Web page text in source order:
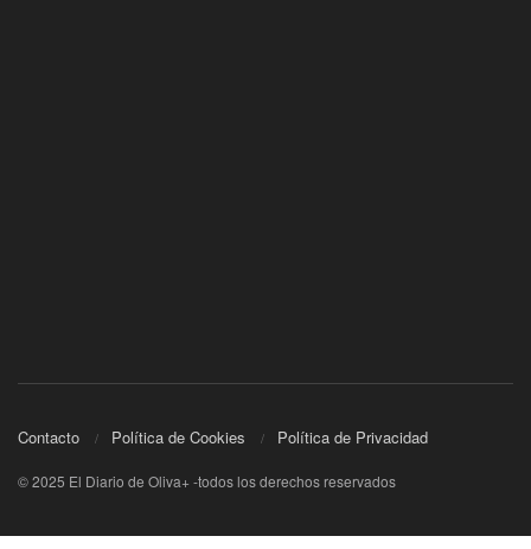
Contacto Política de Cookies Política de Privacidad
© 2025 El Diario de Oliva+ -todos los derechos reservados